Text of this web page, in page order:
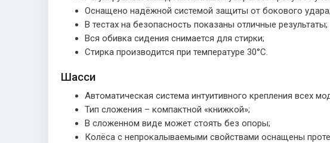
Оснащено надёжной системой защиты от бокового удара;
В тестах на безопасность показаны отличные результаты;
Вся обивка сидения снимается для стирки;
Стирка производится при температуре 30°С.
Шасси
Автоматическая система интуитивного крепления всех
Тип сложения – компактной «книжкой»;
В сложенном виде может стоять без опоры;
Колёса с непрокалываемыми свойствами оснащены